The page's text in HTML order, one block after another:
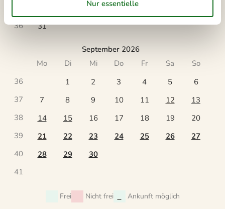
26 27
36
31
September 2026
Mo
Di Mi Do Fr Sa
So
36
1 2 3 4 5
6
37
7 8 9 10 11 12
13
38
14 15 16 17 18 19
20
39
21 22 23 24 25 26
27
40
28 29
30
41
Frei Nicht frei Ankunft möglich